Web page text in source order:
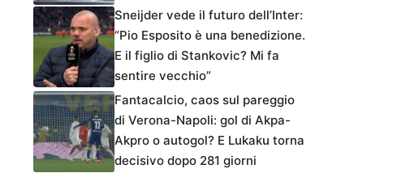
Sneijder vede il futuro dell’Inter:
“Pio Esposito è una benedizione.
E il figlio di Stankovic? Mi fa
sentire vecchio”
Fantacalcio, caos sul pareggio
di Verona-Napoli: gol di Akpa-
Akpro o autogol? E Lukaku torna
decisivo dopo 281 giorni